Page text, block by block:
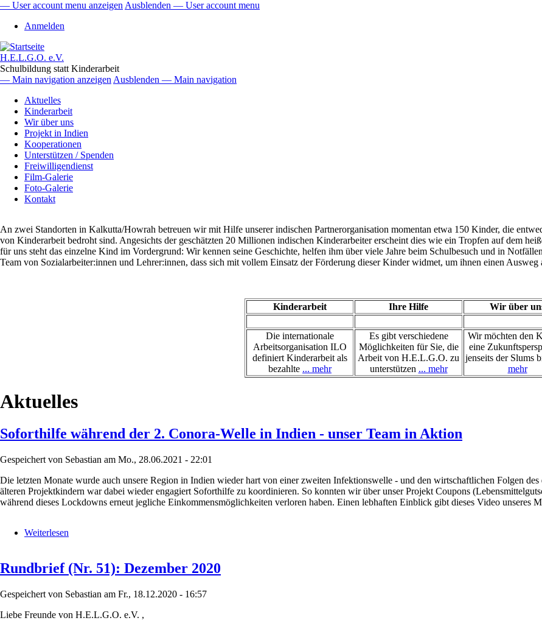
Direkt
Inhalt
User
menu
— User account menu anzeigen Ausblenden — User account menu
Anmelden
H.E.L.G.O. e.V.
Schulbildung statt Kinderarbeit
Main
navigation
— Main navigation anzeigen Ausblenden — Main navigation
Aktuelles
Kinderarbeit
Wir über uns
Projekt in Indien
Kooperationen
Unterstützen / Spenden
Freiwilligendienst
Film-Galerie
Foto-Galerie
Kontakt
An zwei Standorten in Kalkutta/Howrah betreuen wir mit Hilfe unserer indischen Partnerorganisation momentan etwa 150 Kinder, die
von Kinderarbeit bedroht sind. Angesichts der geschätzten 20 Millionen indischen Kinderarbeiter erscheint dies wie ein Tropfen auf dem
für uns steht das einzelne Kind im Vordergrund: Wir kennen seine Geschichte, helfen ihm über viele Jahre beim Schulbesuch und in
Team von Sozialarbeiter:innen und Lehrer:innen, dass sich mit vollem Einsatz der Förderung dieser Kinder widmet, um ihnen einen Ausweg
Kinderarbeit Ihre Hilfe Wir über
Die internationale
Arbeitsorganisation ILO
definiert Kinderarbeit als
bezahlte ... mehr
Es gibt verschiedene
Möglichkeiten für Sie, die
Arbeit von H.E.L.G.O. zu
unterstützen ... mehr
Wir möchten den
eine
jenseits der Slums
mehr
Aktuelles
Soforthilfe während der 2. Conora-Welle in Indien - unser Team in Aktion
Gespeichert von Sebastian am Mo., 28.06.2021 - 22:01
Die letzten Monate wurde auch unsere Region in Indien wieder hart von einer zweiten Infektionswelle - und den wirtschaftlichen Folgen
älteren Projektkindern war dabei wieder engagiert Soforthilfe zu koordinieren. So konnten wir über unser Projekt Coupons
während dieses Lockdowns erneut jegliche Einkommensmöglichkeiten verloren haben. Einen lebhaften Einblick gibt dieses Video unseres
Weiterlesen
der
2.
Welle
in
Indien
Rundbrief (Nr. 51): Dezember 2020
Gespeichert von Sebastian am Fr., 18.12.2020 - 16:57
Liebe Freunde von H.E.L.G.O. e.V. ,